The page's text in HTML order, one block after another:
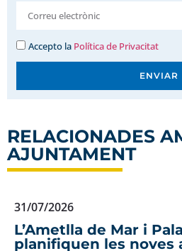
Accepto la Política de Privacitat
ENVIAR
RELACIONADES
AJUNTAMENT
31/07/2026
L’Ametlla de Mar i
planifiquen les noves